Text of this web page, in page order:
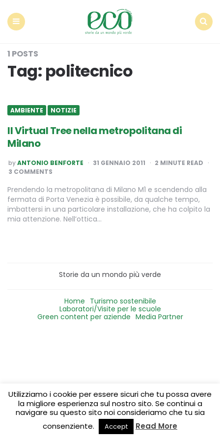
1 POSTS
Tag: politecnico
AMBIENTE NOTIZIE
Il Virtual Tree nella metropolitana di
Milano
POSTED
BY
byANTONIO BENFORTE 31 GENNAIO 2011 2 MINUTE READ
3 COMMENTS
Prendendo la metropolitana di Milano M1 e scendendo alla
fermata di Porta Venezia è possibile, da qualche tempo,
imbattersi in una particolare installazione, che ha colpito la
mia attenzione. Nell’ottica…
Storie da un mondo più verde
Home Turismo sostenibile
Laboratori/Visite per le scuole
Green content per aziende Media Partner
Utilizziamo i cookie per essere sicuri che tu possa avere
la migliore esperienza sul nostro sito. Se continui a
navigare su questo sito noi consideriamo che tu sia
consenziente.
Accept Read More